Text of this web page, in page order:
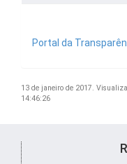
Portal da
13 de janeiro de 2017.
14:46:26